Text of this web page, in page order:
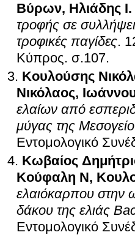
Βύρων, Ηλιάδης
τροφής σε
τροφικές παγίδες.
Κύπρος. σ.107.
Κουλούσης
Νικόλαος,
ελαίων από
μύγας της
Εντομολογικό
Κωβαίος
Κούφαλη Ν,
ελαιόκαρπου στην
δάκου της ελιάς
Εντομολογικό